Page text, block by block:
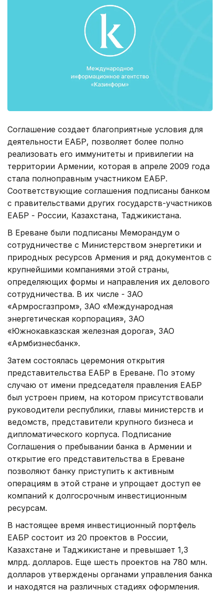
Соглашение создает благоприятные условия для
деятельности ЕАБР, позволяет более полно
реализовать его иммунитеты и привилегии на
территории Армении, которая в апреле 2009 года
стала полноправным участником ЕАБР.
Соответствующие соглашения подписаны банком
с правительствами других государств-участников
ЕАБР - России, Казахстана, Таджикистана.
В Ереване были подписаны Меморандум о
сотрудничестве с Министерством энергетики и
природных ресурсов Армения и ряд документов с
крупнейшими компаниями этой страны,
определяющих формы и направления их делового
сотрудничества. В их числе - ЗАО
«Армросгазпром», ЗАО «Международная
энергетическая корпорация», ЗАО
«Южнокавказская железная дорога», ЗАО
«Армбизнесбанк».
Затем состоялась церемония открытия
представительства ЕАБР в Ереване. По этому
случаю от имени председателя правления ЕАБР
был устроен прием, на котором присутствовали
руководители республики, главы министерств и
ведомств, представители крупного бизнеса и
дипломатического корпуса. Подписание
Соглашения о пребывании банка в Армении и
открытие его представительства в Ереване
позволяют банку приступить к активным
операциям в этой стране и упрощает доступ ее
компаний к долгосрочным инвестиционным
ресурсам.
В настоящее время инвестиционный портфель
ЕАБР состоит из 20 проектов в России,
Казахстане и Таджикистане и превышает 1,3
млрд. долларов. Еще шесть проектов на 780 млн.
долларов утверждены органами управления банка
и находятся на различных стадиях оформления.